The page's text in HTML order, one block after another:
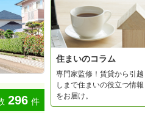
296 件
住まいのコラム
専門家監修！賃貸から引越
しまで住まいの役立つ情報
をお届け。